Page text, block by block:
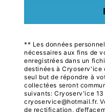
** Les données
nécessaires aux fins de
enregistrées dans un
destinées à Cryoserv'ice
seul but de répondre à
collectées seront
suivants: Cryoserv'ice
cryoservice@hotmail.fr.
de rectification,